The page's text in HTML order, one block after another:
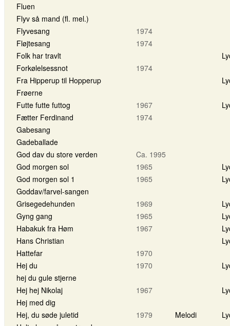
Fluen
Flyv så mand (fl. mel.)
Flyvesang
1974
Fløjtesang
1974
Folk har travlt
Forkølelsessnot
1974
Fra Hipperup til Hopperup
Frøerne
Futte futte futtog
1967
Fætter Ferdinand
1974
Gabesang
Gadeballade
God dav du store verden
Ca. 1995
God morgen sol
1965
God morgen sol 1
1965
Goddav/farvel-sangen
Grisegedehunden
1969
Gyng gang
1965
Habakuk fra Høm
1967
Hans Christian
Hattefar
1970
Hej du
1970
hej du gule stjerne
Hej hej Nikolaj
1967
Hej med dig
Hej, du søde juletid
1979 Melodi